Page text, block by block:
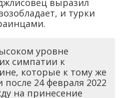
выразил
и турки
уровне
симпатии к
которые к тому же
24 февраля 2022
на принесение